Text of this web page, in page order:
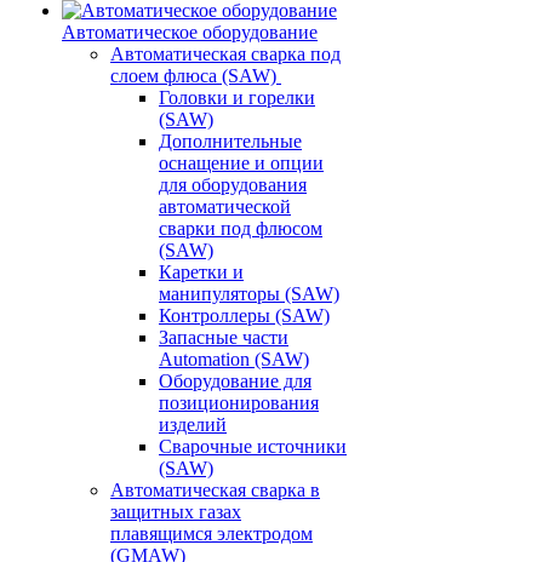
Автоматическое оборудование
Автоматическая сварка под
слоем флюса (SAW)
Головки и горелки
(SAW)
Дополнительные
оснащение и опции
для оборудования
автоматической
сварки под флюсом
(SAW)
Каретки и
манипуляторы (SAW)
Контроллеры (SAW)
Запасные части
Automation (SAW)
Оборудование для
позиционирования
изделий
Сварочные источники
(SAW)
Автоматическая сварка в
защитных газах
плавящимся электродом
(GMAW)